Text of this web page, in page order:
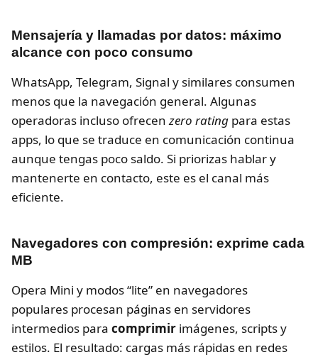
Mensajería y llamadas por datos: máximo
alcance con poco consumo
WhatsApp, Telegram, Signal y similares consumen
menos que la navegación general. Algunas
operadoras incluso ofrecenzero rating para estas
apps, lo que se traduce en comunicación continua
aunque tengas poco saldo. Si priorizas hablar y
mantenerte en contacto, este es el canal más
eficiente.
Navegadores con compresión: exprime cada
MB
Opera Mini y modos “lite” en navegadores
populares procesan páginas en servidores
intermedios para comprimir imágenes, scripts y
estilos. El resultado: cargas más rápidas en redes